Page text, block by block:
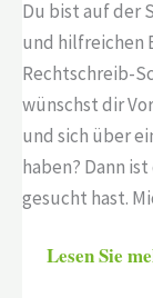
Du bist auf der
und hilfreichen
Rechtschreib-
wünschst dir
und sich über
haben? Dann
gesucht hast.
Lesen Sie